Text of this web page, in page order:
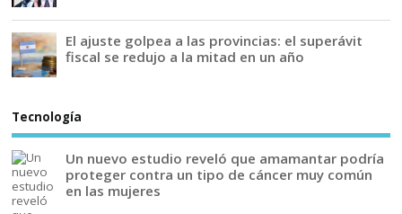
El ajuste golpea a las provincias: el superávit
fiscal se redujo a la mitad en un año
Tecnología
Un nuevo estudio reveló que amamantar podría
proteger contra un tipo de cáncer muy común
en las mujeres